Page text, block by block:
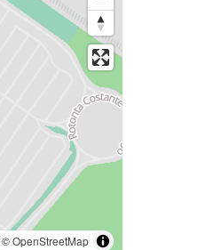
©OpenStreetMap